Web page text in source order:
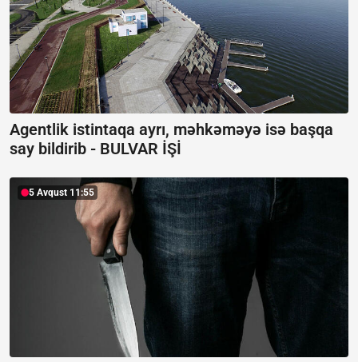
Agentlik istintaqa ayrı, məhkəməyə isə başqa
say bildirib - BULVAR İŞİ
5 Avqust 11:55